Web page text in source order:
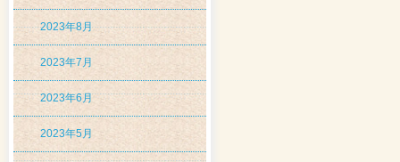
2023年8月
2023年7月
2023年6月
2023年5月